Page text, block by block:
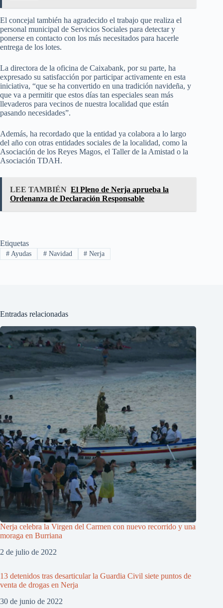
El concejal también ha agradecido el trabajo que realiza el
personal municipal de Servicios Sociales para detectar y
ponerse en contacto con los más necesitados para hacerle
entrega de los lotes.
La directora de la oficina de Caixabank, por su parte, ha
expresado su satisfacción por participar activamente en esta
iniciativa, “que se ha convertido en una tradición navideña, y
que va a permitir que estos días tan especiales sean más
llevaderos para vecinos de nuestra localidad que están
pasando necesidades”.
Además, ha recordado que la entidad ya colabora a lo largo
del año con otras entidades sociales de la localidad, como la
Asociación de los Reyes Magos, el Taller de la Amistad o la
Asociación TDAH.
LEE TAMBIÉN El Pleno de Nerja aprueba la
Ordenanza de Declaración Responsable
Etiquetas
#Ayudas #Navidad # Nerja
Entradas relacionadas
Nerja celebra la Virgen del Carmen con nuevo recorrido y una
moraga en Burriana
2 de julio de 2022
13 detenidos tras desarticular la Guardia Civil siete puntos de
venta de drogas en Nerja
30 de junio de 2022